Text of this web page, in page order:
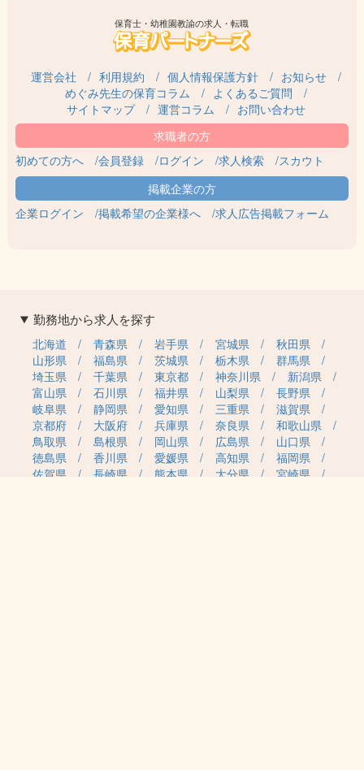
保育士・幼稚園教諭の求人・転職
運営会社 利用規約 個人情報保護方針
お知らせ
めぐみ先生の保育コラム
よくあるご質問
サイトマップ
運営コラム お問い合わせ
初めての方へ 会員登録 ログイン 求人検索 スカウト
企業ログイン 掲載希望の企業様へ 求人広告掲載フォーム
勤務地から求人を探す
北海道 青森県 岩手県 宮城県
秋田県
山形県
福島県 茨城県 栃木県
群馬県
埼玉県
千葉県 東京都 神奈川県
新潟県
富山県
石川県 福井県 山梨県
長野県
岐阜県
静岡県 愛知県 三重県
滋賀県
京都府
大阪府 兵庫県 奈良県
和歌山県
鳥取県
島根県 岡山県 広島県
山口県
徳島県
香川県 愛媛県 高知県
福岡県
佐賀県
長崎県 熊本県 大分県
宮崎県